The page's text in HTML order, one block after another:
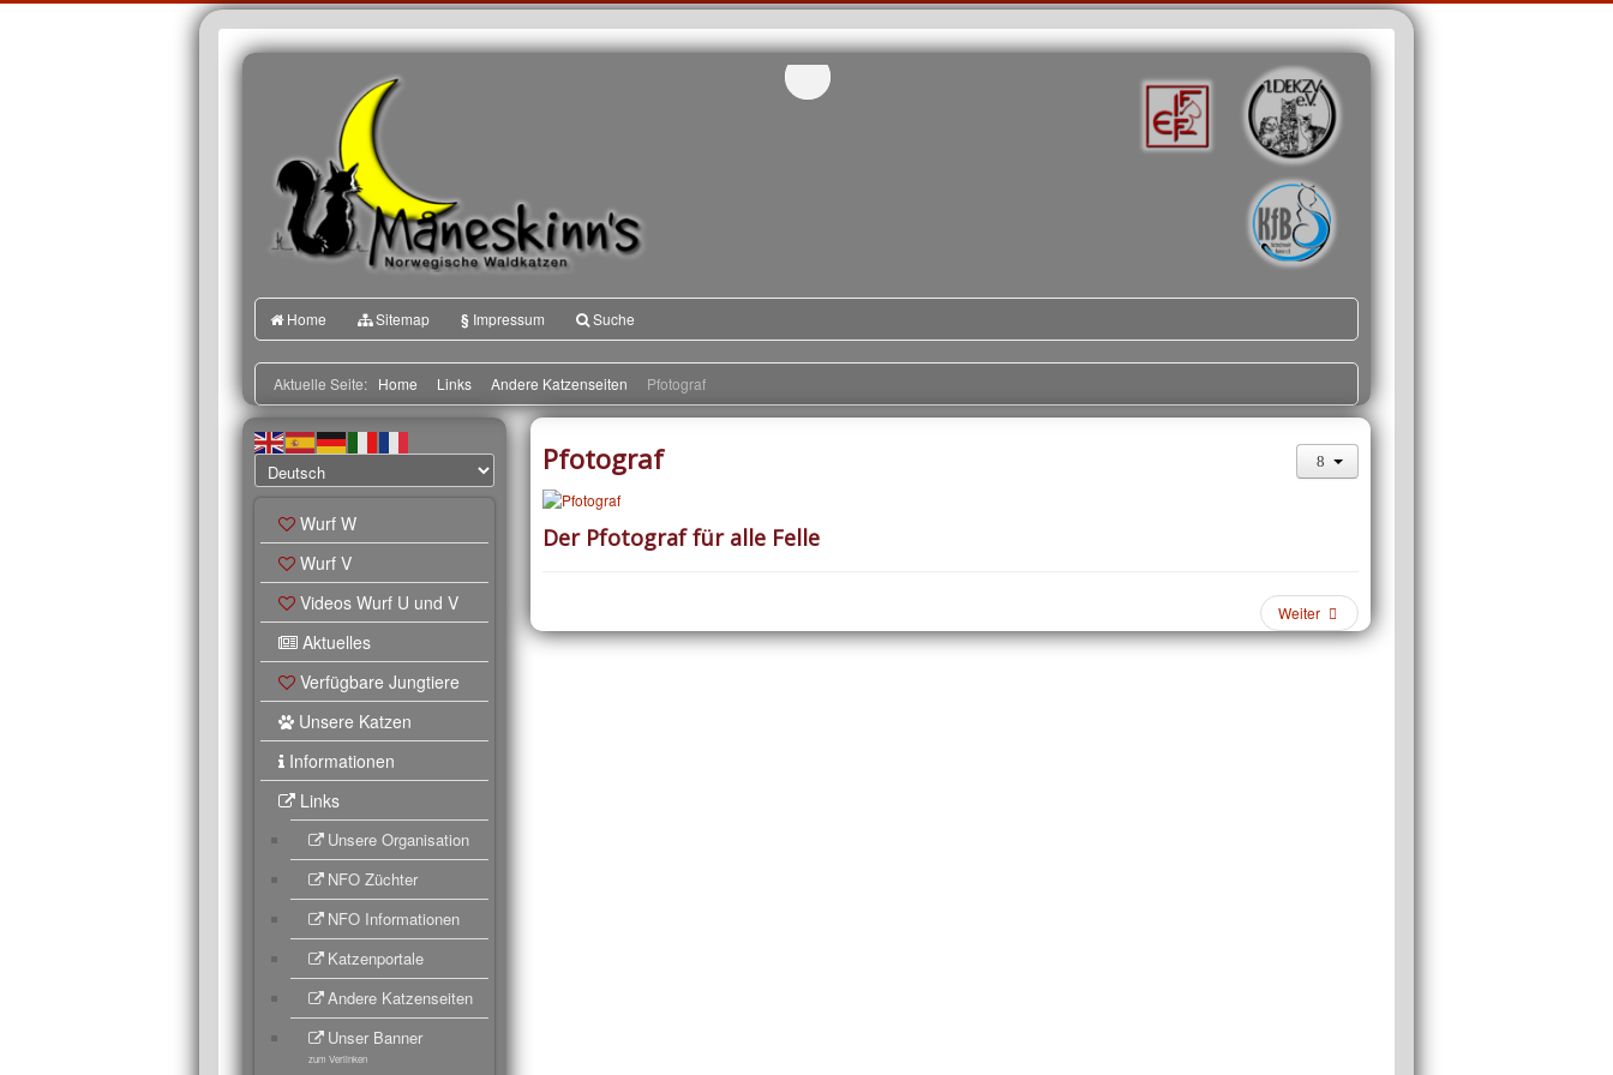
Home Sitemap § Impressum Suche
Aktuelle Seite: Home Links Andere Katzenseiten Pfotograf
Wurf W
Wurf V
Videos Wurf U und V
Aktuelles
Verfügbare Jungtiere
Unsere Katzen
Informationen
Links
Unsere Organisation
NFO Züchter
NFO Informationen
Katzenportale
Andere Katzenseiten
Unser Banner
zum Verlinken
Pfotograf
Der Pfotograf für alle Felle
Weiter